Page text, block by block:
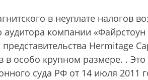
в неуплате налогов
компании «Файрстоун
Hermitage
в особо крупном размере. .
суда РФ от 14 июля 2011